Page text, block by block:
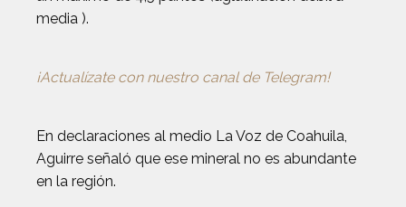
media ).
¡Actualízate con nuestro canal de Telegram!
En declaraciones al medio La Voz de Coahuila,
Aguirre señaló que ese mineral no es abundante
en la región.